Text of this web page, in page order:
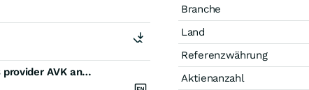
Partners Group to become majority shareholder in data center power solutions provider AVK and accelerate future growth
Branche
Land
Referenzwährung
Aktienanzahl